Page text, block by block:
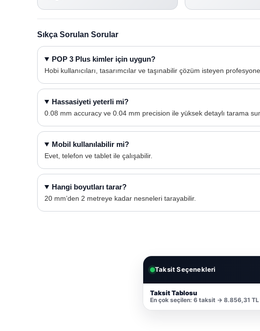
Sıkça Sorulan Sorular
POP 3 Plus kimler için uygun?
Hobi kullanıcıları, tasarımcılar ve taşınabilir çözüm isteyen
Hassasiyeti yeterli mi?
0.08 mm accuracy ve 0.04 mm precision ile yüksek detaylı tarama
Mobil kullanılabilir mi?
Evet, telefon ve tablet ile çalışabilir.
Hangi boyutları tarar?
20 mm’den 2 metreye kadar nesneleri tarayabilir.
Taksit Seçenekleri
Taksit Tablosu
En çok seçilen: 6 taksit → 8.856,31